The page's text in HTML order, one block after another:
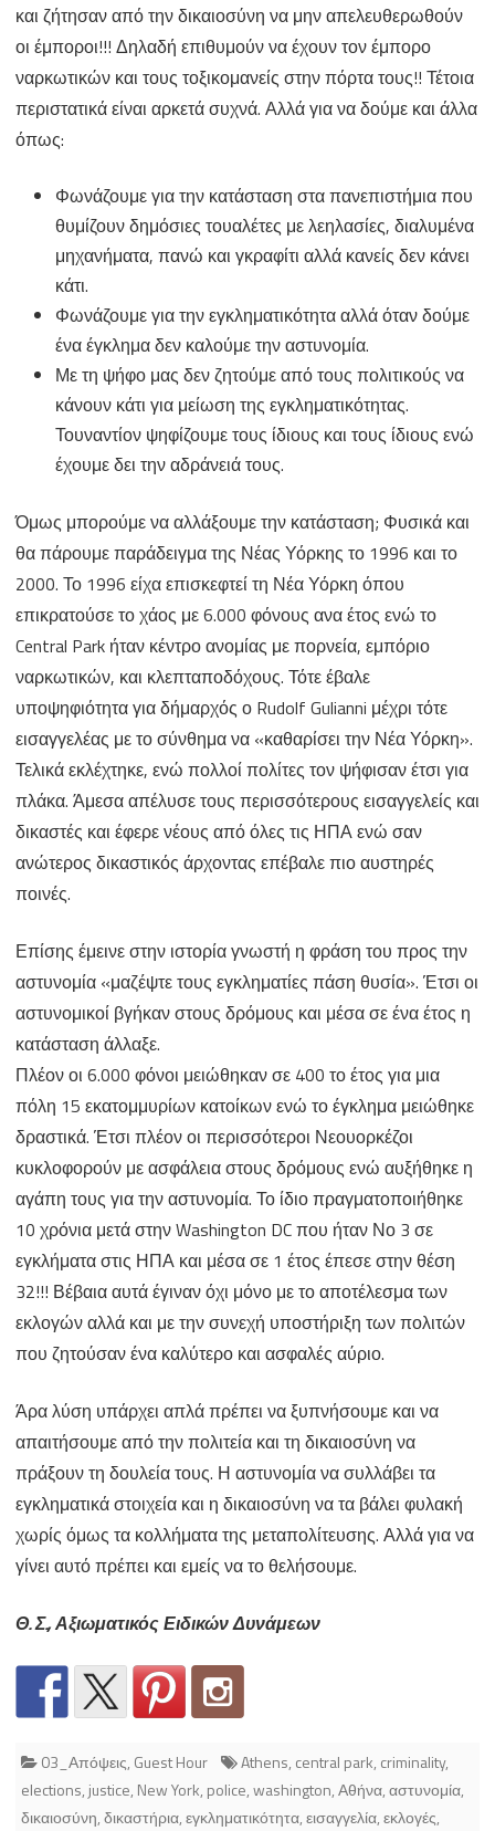
και ζήτησαν από την δικαιοσύνη να μην απελευθερωθούν
οι έμποροι!!! Δηλαδή επιθυμούν να έχουν τον έμπορο
ναρκωτικών και τους τοξικομανείς στην πόρτα τους!! Τέτοια
περιστατικά είναι αρκετά συχνά. Αλλά για να δούμε και άλλα
όπως:
Φωνάζουμε για την κατάσταση στα πανεπιστήμια που
θυμίζουν δημόσιες τουαλέτες με λεηλασίες, διαλυμένα
μηχανήματα, πανώ και γκραφίτι αλλά κανείς δεν κάνει
κάτι.
Φωνάζουμε για την εγκληματικότητα αλλά όταν δούμε
ένα έγκλημα δεν καλούμε την αστυνομία.
Με τη ψήφο μας δεν ζητούμε από τους πολιτικούς να
κάνουν κάτι για μείωση της εγκληματικότητας.
Τουναντίον ψηφίζουμε τους ίδιους και τους ίδιους ενώ
έχουμε δει την αδράνειά τους.
Όμως μπορούμε να αλλάξουμε την κατάσταση; Φυσικά και
θα πάρουμε παράδειγμα της Νέας Υόρκης το 1996 και το
2000. Το 1996 είχα επισκεφτεί τη Νέα Υόρκη όπου
επικρατούσε το χάος με 6.000 φόνους ανα έτος ενώ το
Central Park ήταν κέντρο ανομίας με πορνεία, εμπόριο
ναρκωτικών, και κλεπταποδόχους. Τότε έβαλε
υποψηφιότητα για δήμαρχός ο Rudolf Gulianni μέχρι τότε
εισαγγελέας με το σύνθημα να «καθαρίσει την Νέα Υόρκη».
Τελικά εκλέχτηκε, ενώ πολλοί πολίτες τον ψήφισαν έτσι για
πλάκα. Άμεσα απέλυσε τους περισσότερους εισαγγελείς και
δικαστές και έφερε νέους από όλες τις ΗΠΑ ενώ σαν
ανώτερος δικαστικός άρχοντας επέβαλε πιο αυστηρές
ποινές.
Επίσης έμεινε στην ιστορία γνωστή η φράση του προς την
αστυνομία «μαζέψτε τους εγκληματίες πάση θυσία». Έτσι οι
αστυνομικοί βγήκαν στους δρόμους και μέσα σε ένα έτος η
κατάσταση άλλαξε.
Πλέον οι 6.000 φόνοι μειώθηκαν σε 400 το έτος για μια
πόλη 15 εκατομμυρίων κατοίκων ενώ το έγκλημα μειώθηκε
δραστικά. Έτσι πλέον οι περισσότεροι Νεουορκέζοι
κυκλοφορούν με ασφάλεια στους δρόμους ενώ αυξήθηκε η
αγάπη τους για την αστυνομία. Το ίδιο πραγματοποιήθηκε
10 χρόνια μετά στην Washington DC που ήταν Νο 3 σε
εγκλήματα στις ΗΠΑ και μέσα σε 1 έτος έπεσε στην θέση
32!!! Βέβαια αυτά έγιναν όχι μόνο με το αποτέλεσμα των
εκλογών αλλά και με την συνεχή υποστήριξη των πολιτών
που ζητούσαν ένα καλύτερο και ασφαλές αύριο.
Άρα λύση υπάρχει απλά πρέπει να ξυπνήσουμε και να
απαιτήσουμε από την πολιτεία και τη δικαιοσύνη να
πράξουν τη δουλεία τους. Η αστυνομία να συλλάβει τα
εγκληματικά στοιχεία και η δικαιοσύνη να τα βάλει φυλακή
χωρίς όμως τα κολλήματα της μεταπολίτευσης. Αλλά για να
γίνει αυτό πρέπει και εμείς να το θελήσουμε.
Θ. Σ., Αξιωματικός Ειδικών Δυνάμεων
03_Απόψεις, Guest Hour Athens, central park, criminality,
elections, justice, New York, police,washington,Αθήνα,αστυνομία,
δικαιοσύνη,δικαστήρια,εγκληματικότητα,εισαγγελία,εκλογές,